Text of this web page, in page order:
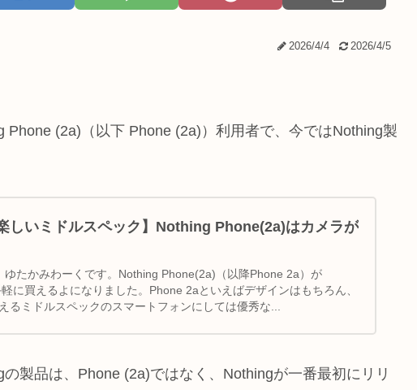
2026/4/4 2026/4/5
(2a)（以下 Phone (2a)）利用者で、今ではNothing製
しいミドルスペック】Nothing Phone(2a)はカメラが
ゆたかみわーくです。Nothing Phone(2a)（以降Phone 2a）が
に買えるよになりました。Phone 2aといえばデザインはもちろん、
るミドルスペックのスマートフォンにしては優秀な...
製品は、Phone (2a)ではなく、Nothingが一番最初にリリ